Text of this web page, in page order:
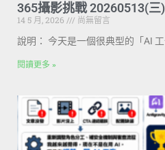
365攝影挑戰 20260513(
14 5 月, 2026
尚無留言
說明： 今天是一個很典型的「AI
閱讀更多 »